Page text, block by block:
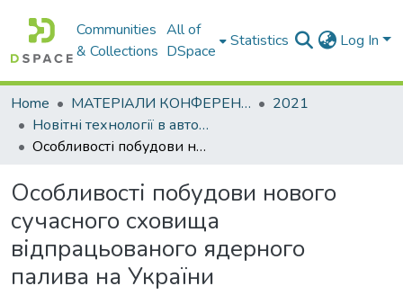
Communities
& Collections
All of
DSpace
Statistics Log In
Home МАТЕРІАЛИ КОНФЕРЕНЦІЙ
2021
Новітні технології в автомобілебудуванні, транспорті та при підготовці фахівців
Особливості побудови нового сучасного сховища відпрацьованого ядерного палива на України
Особливості побудови нового
сучасного сховища
відпрацьованого ядерного
палива на України